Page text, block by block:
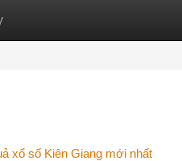
New Site Listings
xổ số Kiên Giang mới nhất